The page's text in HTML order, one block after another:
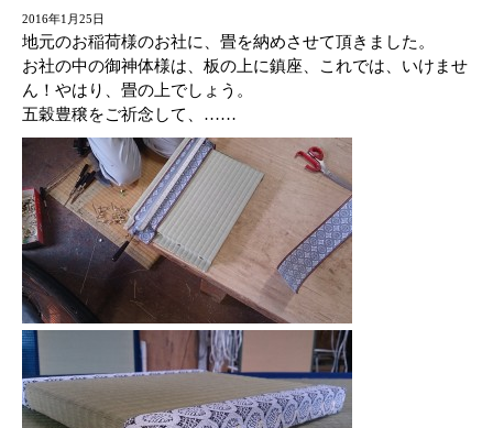
2016年1月25日
地元のお稲荷様のお社に、畳を納めさせて頂きました。
お社の中の御神体様は、板の上に鎮座、これでは、いけませ
ん！やはり、畳の上でしょう。
五穀豊穣をご祈念して、……